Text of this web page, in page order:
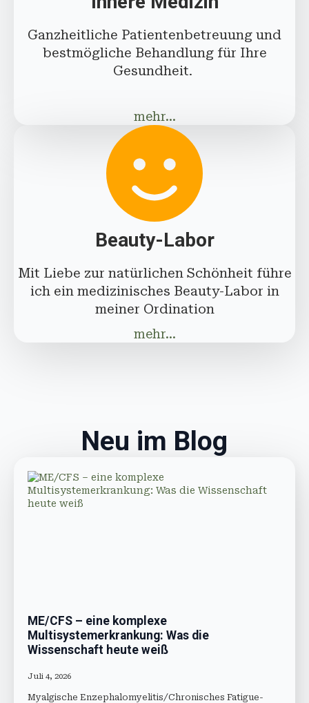
Ganzheitliche Patientenbetreuung und
bestmögliche Behandlung für Ihre
Gesundheit.
mehr...
Beauty-Labor
Mit Liebe zur natürlichen Schönheit führe
ich ein medizinisches Beauty-Labor in
meiner Ordination
mehr...
Neu im Blog
ME/CFS – eine komplexe
Multisystemerkrankung: Was die
Wissenschaft heute weiß
Juli 4, 2026
Myalgische Enzephalomyelitis/Chronisches Fatigue-